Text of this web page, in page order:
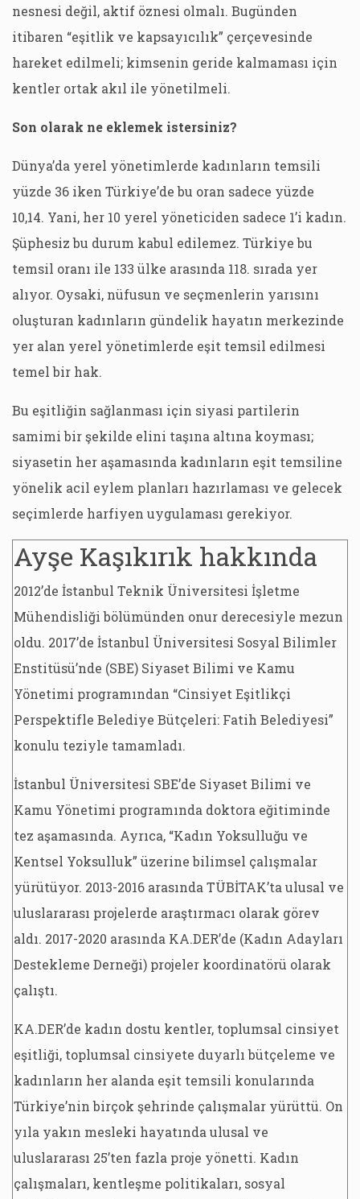
nesnesi değil, aktif öznesi olmalı. Bugünden
itibaren “eşitlik ve kapsayıcılık” çerçevesinde
hareket edilmeli; kimsenin geride kalmaması için
kentler ortak akıl ile yönetilmeli.
Son olarak ne eklemek istersiniz?
Dünya’da yerel yönetimlerde kadınların temsili
yüzde 36 iken Türkiye’de bu oran sadece yüzde
10,14. Yani, her 10 yerel yöneticiden sadece 1’i kadın.
Şüphesiz bu durum kabul edilemez. Türkiye bu
temsil oranı ile 133 ülke arasında 118. sırada yer
alıyor. Oysaki, nüfusun ve seçmenlerin yarısını
oluşturan kadınların gündelik hayatın merkezinde
yer alan yerel yönetimlerde eşit temsil edilmesi
temel bir hak.
Bu eşitliğin sağlanması için siyasi partilerin
samimi bir şekilde elini taşına altına koyması;
siyasetin her aşamasında kadınların eşit temsiline
yönelik acil eylem planları hazırlaması ve gelecek
seçimlerde harfiyen uygulaması gerekiyor.
Ayşe Kaşıkırık hakkında
2012’de İstanbul Teknik Üniversitesi İşletme
Mühendisliği bölümünden onur derecesiyle mezun
oldu. 2017’de İstanbul Üniversitesi Sosyal Bilimler
Enstitüsü’nde (SBE) Siyaset Bilimi ve Kamu
Yönetimi programından “Cinsiyet Eşitlikçi
Perspektifle Belediye Bütçeleri: Fatih Belediyesi”
konulu teziyle tamamladı.
İstanbul Üniversitesi SBE’de Siyaset Bilimi ve
Kamu Yönetimi programında doktora eğitiminde
tez aşamasında. Ayrıca, “Kadın Yoksulluğu ve
Kentsel Yoksulluk” üzerine bilimsel çalışmalar
yürütüyor. 2013-2016 arasında TÜBİTAK’ta ulusal ve
uluslararası projelerde araştırmacı olarak görev
aldı. 2017-2020 arasında KA.DER’de (Kadın Adayları
Destekleme Derneği) projeler koordinatörü olarak
çalıştı.
KA.DER’de kadın dostu kentler, toplumsal cinsiyet
eşitliği, toplumsal cinsiyete duyarlı bütçeleme ve
kadınların her alanda eşit temsili konularında
Türkiye’nin birçok şehrinde çalışmalar yürüttü. On
yıla yakın mesleki hayatında ulusal ve
uluslararası 25’ten fazla proje yönetti. Kadın
çalışmaları, kentleşme politikaları, sosyal